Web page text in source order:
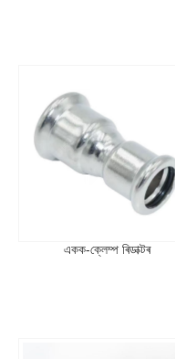
একক-ক্লেম্প ৰিডাক্টৰ